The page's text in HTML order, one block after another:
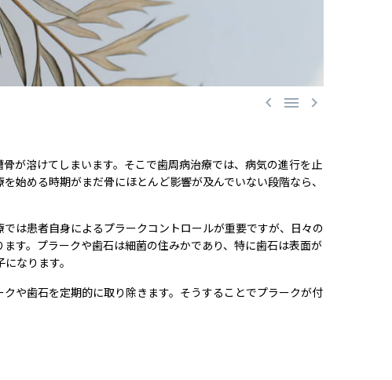
  
が溶けてしまいます。そこで歯周病治療では、病気の進行を止
始める時期がまだ骨にほとんど影響が及んでいない段階なら、
は患者自身によるプラークコントロールが重要ですが、日々の
す。プラークや歯石は細菌の住みかであり、特に歯石は表面が
なります。
や歯石を定期的に取り除きます。そうすることでプラークが付